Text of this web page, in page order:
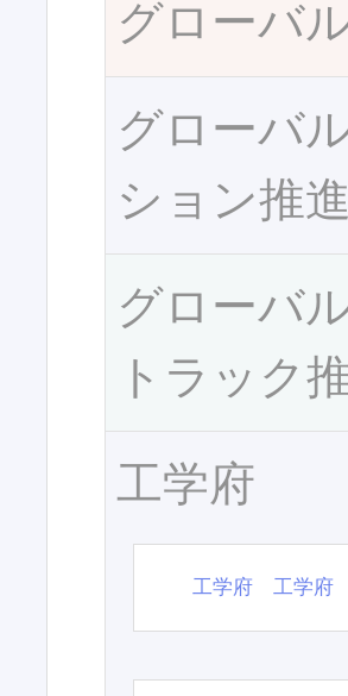
グローバ
グローバ
ション推
グローバ
トラック
工学府
工学府 工学府